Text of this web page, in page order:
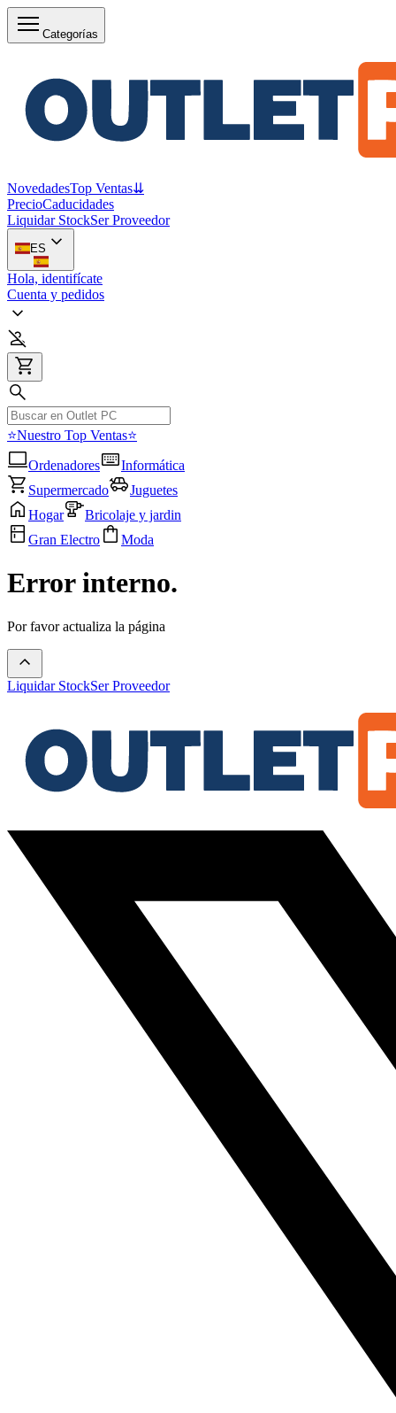
Categorías
NovedadesTop Ventas⇊
PrecioCaducidades
Liquidar StockSer Proveedor
ES
Hola, identifícate
Cuenta y pedidos
⭐Nuestro Top Ventas⭐
Ordenadores
Informática
Supermercado
Juguetes
Hogar
Bricolaje y jardin
Gran Electro
Moda
Error interno.
Por favor actualiza la página
Liquidar StockSer Proveedor